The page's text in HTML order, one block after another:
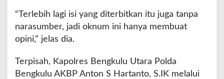
“Terlebih lagi isi yang diterbitkan itu juga tanpa
narasumber, jadi oknum ini hanya membuat
opini,” jelas dia.
Terpisah, Kapolres Bengkulu Utara Polda
Bengkulu AKBP Anton S Hartanto, S.IK melalui